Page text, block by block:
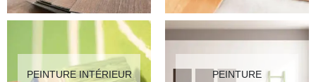
PEINTURE INTÉRIEUR
PEINTURE